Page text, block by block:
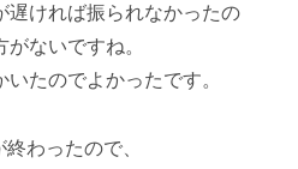
遅ければ振られなかったの
ないですね。
たのでよかったです。
わったので、